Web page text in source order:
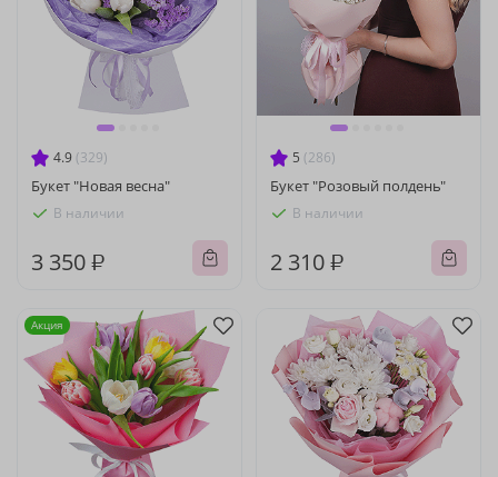
4.9 (329)
Букет "Новая весна"
В наличии
3 350 ₽
5 (286)
Букет "Розовый полдень"
В наличии
2 310 ₽
Акция